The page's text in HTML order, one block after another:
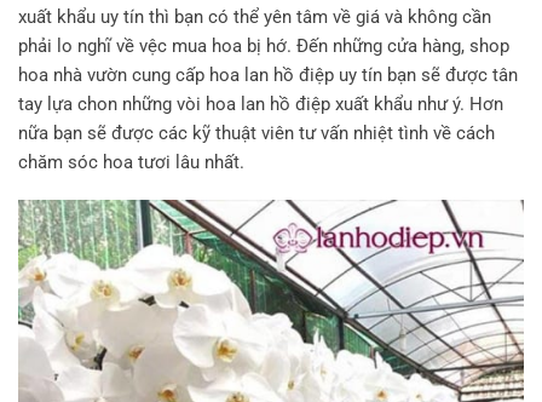
xuất khẩu uy tín thì bạn có thể yên tâm về giá và không cần
phải lo nghĩ về vệc mua hoa bị hớ. Đến những cửa hàng, shop
hoa nhà vườn cung cấp hoa lan hồ điệp uy tín bạn sẽ được tân
tay lựa chon những vòi hoa lan hồ điệp xuất khẩu như ý. Hơn
nữa bạn sẽ được các kỹ thuật viên tư vấn nhiệt tình về cách
chăm sóc hoa tươi lâu nhất.